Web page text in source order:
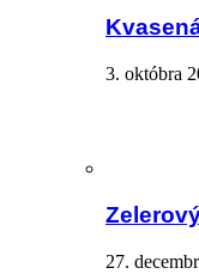
3. októbra
27.